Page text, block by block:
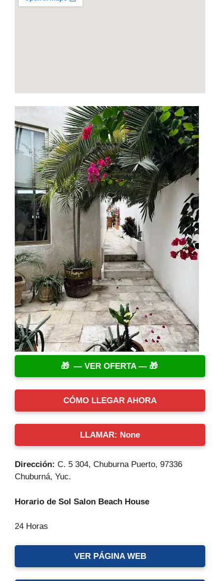
— VER OFERTA —
CÓMO LLEGAR AHORA
LLAMAR: None
Dirección: C. 5 304, Chuburna Puerto, 97336
Chuburná, Yuc.
Horario de Sol Salon Beach House
24 Horas
VER PÁGINA WEB